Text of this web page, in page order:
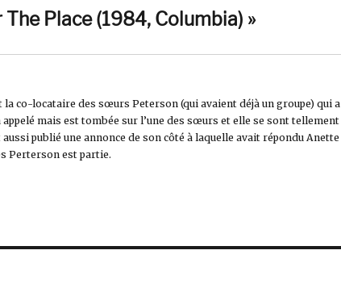
Place (1984, Columbia) »
la co-locataire des sœurs Peterson (qui avaient déjà un groupe) qui a
mais est tombée sur l’une des sœurs et elle se sont tellement
publié une annonce de son côté à laquelle avait répondu Anette
Perterson est partie.